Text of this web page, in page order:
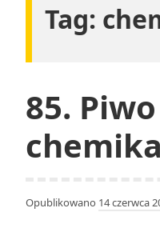
Tag:
85.
chemika
Opublikowano 14 czerwca